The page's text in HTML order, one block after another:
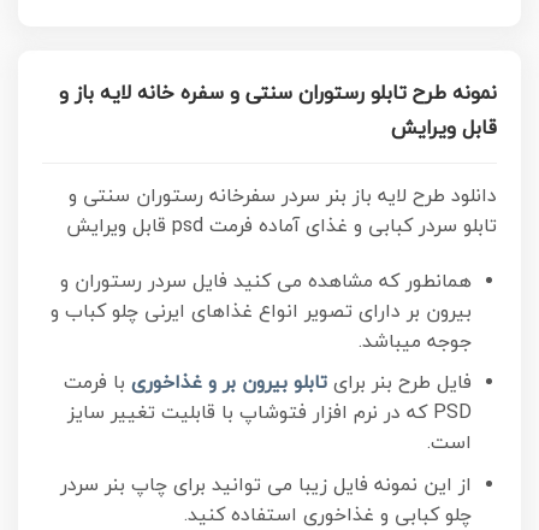
نمونه طرح تابلو رستوران سنتی و سفره خانه لایه باز و
قابل ویرایش
دانلود طرح لایه باز بنر سردر سفرخانه رستوران سنتی و
تابلو سردر کبابی و غذای آماده فرمت psd قابل ویرایش
همانطور که مشاهده می کنید فایل سردر رستوران و
بیرون بر دارای تصویر انواع غذاهای ایرنی چلو کباب و
جوجه میباشد.
فایل طرح بنر برای تابلو بیرون بر و غذاخوریبا فرمت
PSD که در نرم افزار فتوشاپ با قابلیت تغییر سایز
است.
از این نمونه فایل زیبا می توانید برای چاپ بنر سردر
چلو کبابی و غذاخوری استفاده کنید.